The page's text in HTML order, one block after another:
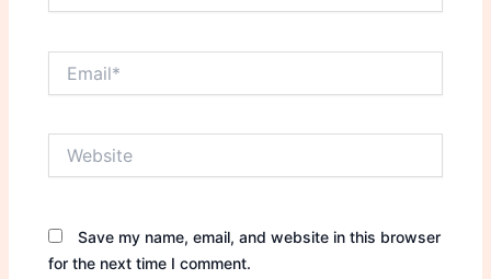
Save my name, email, and website in this browser
for the next time I comment.